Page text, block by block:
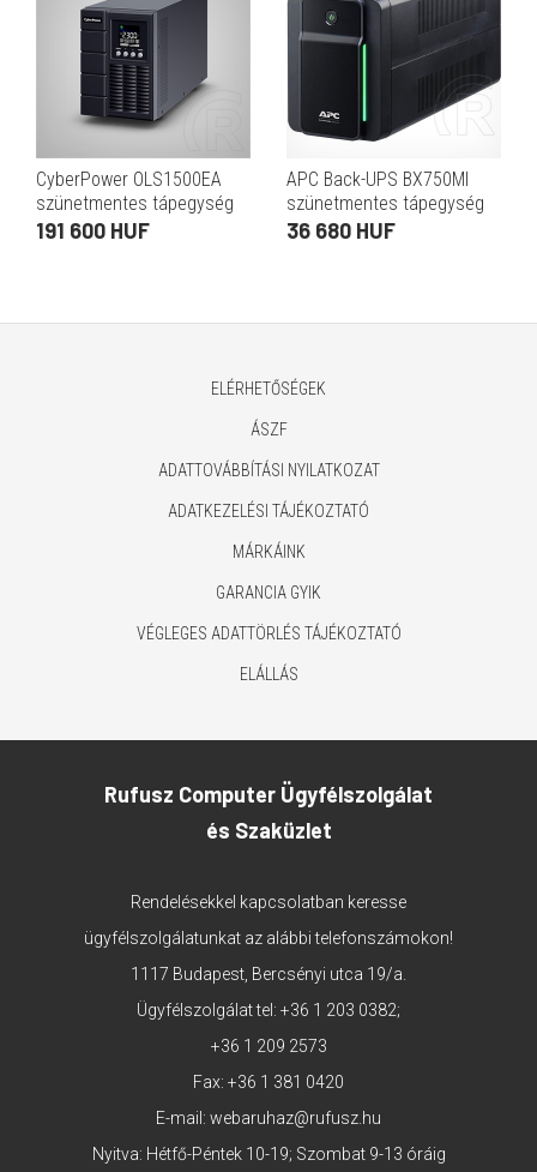
CyberPower OLS1500EA
szünetmentes tápegység
(online, torony, 1500 VA,
191 600 HUF
APC Back-UPS BX750MI
szünetmentes tápegység
(6x IEC C13, 750 VA, 410 W,
36 680 HUF
ELÉRHETŐSÉGEK
ÁSZF
ADATTOVÁBBÍTÁSI NYILATKOZAT
ADATKEZELÉSI TÁJÉKOZTATÓ
MÁRKÁINK
GARANCIA GYIK
VÉGLEGES ADATTÖRLÉS TÁJÉKOZTATÓ
ELÁLLÁS
Rufusz Computer Ügyfélszolgálat
és Szaküzlet
Rendelésekkel kapcsolatban keresse
ügyfélszolgálatunkat az alábbi telefonszámokon!
1117 Budapest, Bercsényi utca 19/a.
Ügyfélszolgálat tel: +36 1 203 0382;
+36 1 209 2573
Fax: +36 1 381 0420
E-mail: webaruhaz@rufusz.hu
Nyitva: Hétfő-Péntek 10-19; Szombat 9-13 óráig